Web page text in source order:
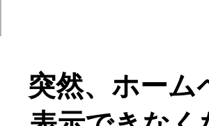
突然、ホーム